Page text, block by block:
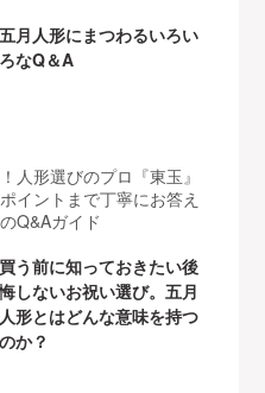
五月人形にまつわるいろい
ろなQ＆A
人形選びのプロ『東玉』
イントまで丁寧にお答え
Q&Aガイド
買う前に知っておきたい後
悔しないお祝い選び。五月
人形とはどんな意味を持つ
のか？